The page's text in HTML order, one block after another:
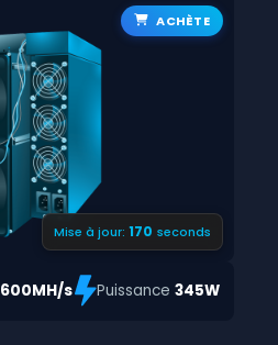
ACHÈTE
Mise à jour:169 seconds
600MH/s Puissance 345W